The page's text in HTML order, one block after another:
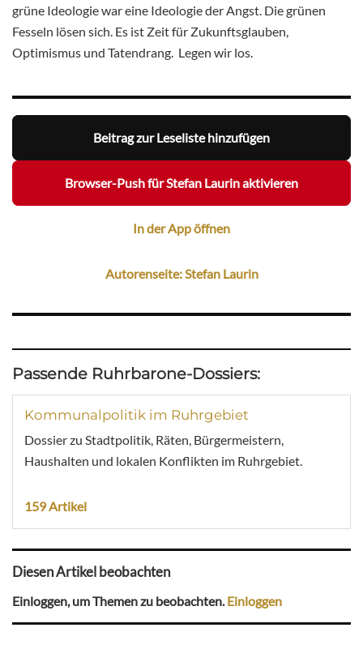
grüne Ideologie war eine Ideologie der Angst. Die grünen
Fesseln lösen sich. Es ist Zeit für Zukunftsglauben,
Optimismus und Tatendrang. Legen wir los.
Beitrag zur Leseliste hinzufügen
Browser-Push für Stefan Laurin aktivieren
In der App öffnen
Autorenseite: Stefan Laurin
Passende Ruhrbarone-Dossiers:
Kommunalpolitik im Ruhrgebiet
Dossier zu Stadtpolitik, Räten, Bürgermeistern,
Haushalten und lokalen Konflikten im Ruhrgebiet.
159 Artikel
Diesen Artikel beobachten
Einloggen, um Themen zu beobachten.Einloggen